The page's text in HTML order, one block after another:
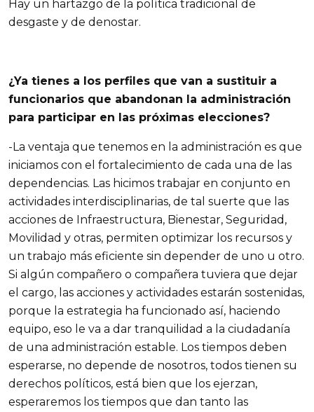
Hay un hartazgo de la política tradicional de
desgaste y de denostar.
¿Ya tienes a los perfiles que van a sustituir a
funcionarios que abandonan la administración
para participar en las próximas elecciones?
-La ventaja que tenemos en la administración es que
iniciamos con el fortalecimiento de cada una de las
dependencias. Las hicimos trabajar en conjunto en
actividades interdisciplinarias, de tal suerte que las
acciones de Infraestructura, Bienestar, Seguridad,
Movilidad y otras, permiten optimizar los recursos y
un trabajo más eficiente sin depender de uno u otro.
Si algún compañero o compañera tuviera que dejar
el cargo, las acciones y actividades estarán sostenidas,
porque la estrategia ha funcionado así, haciendo
equipo, eso le va a dar tranquilidad a la ciudadanía
de una administración estable. Los tiempos deben
esperarse, no depende de nosotros, todos tienen su
derechos políticos, está bien que los ejerzan,
esperaremos los tiempos que dan tanto las